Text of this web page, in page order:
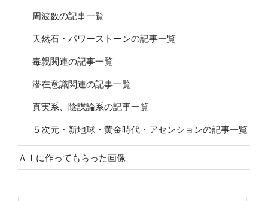
周波数の記事一覧
天然石・パワーストーンの記事一覧
毒親関連の記事一覧
潜在意識関連の記事一覧
真実系、陰謀論系の記事一覧
５次元・新地球・黄金時代・アセンションの記事一覧
ＡＩに作ってもらった画像